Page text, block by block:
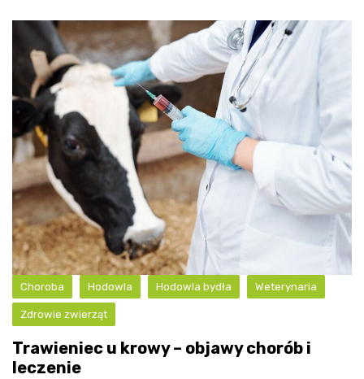
Choroba Hodowla Hodowla bydła Weterynaria
Zdrowie zwierząt
Trawieniec u krowy – objawy chorób i
leczenie